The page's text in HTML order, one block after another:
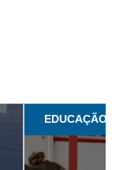
EDUCAÇÃO